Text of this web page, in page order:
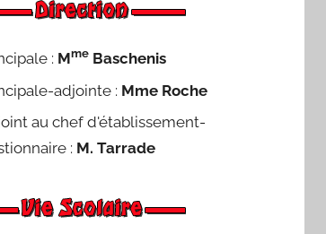
: MmeBaschenis
adjointe : Mme Roche
au chef d'établissement-
: M. Tarrade